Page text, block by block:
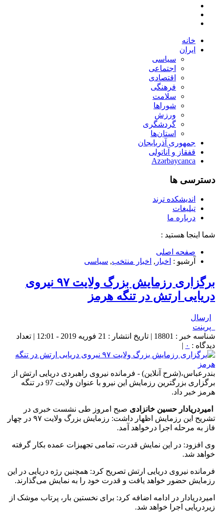
خانه
ایران
سیاسی
اجتماعی
اقتصادی
فرهنگی
سلامت
شوراها
ورزش
گردشگری
استان‌ها
جمهوری آذربایجان
قفقاز و آناتولی
Azərbaycanca
دسترسی ها
اندیشکده ترند
تبلیغات
درباره ما
شما اینجا هستید :
صفحه اصلی
آرشیو : اخبار , اخبار منتخب, سیاسی
برگزاری رزمایش بزرگ ولایت ۹۷ نیروی
دریایی ارتش در تنگه هرمز
ارسال
پرینت
شناسه خبر : 18801 | تاریخ انتشار : 21 فوریه 2019 - 12:01 | تعداد
دیدگاه : ۰ |
بندرعباس،(شرح آنلاین) - فرمانده نیروی راهبردی دریایی ارتش از
برگزاری بزرگترین رزمایش این نیرو با عنوان ولایت 97 در تنگه
هرمز خبر داد.
امیردریادار حسین خانزادی صبح امروز طی نشست خبری در
تشریح این رزمایش اظهار داشت: رزمایش بزرگ ولایت ۹۷ در چهار
فاز به مرحله اجرا درخواهد آمد.
وی افزود: در این نمایش قدرت، تمامی تجهیزات عمده بکار گرفته
خواهد شد.
فرمانده نیروی دریایی ارتش تصریح کرد: همچنین رژه دریایی در این
رزمایش حضور خواهد یافت و قدرت خود را به نمایش می‌گذارند.
امیردریادار در ادامه اضافه کرد: برای نخستین بار، پرتاب موشک از
زیردریایی اجرا خواهد شد.